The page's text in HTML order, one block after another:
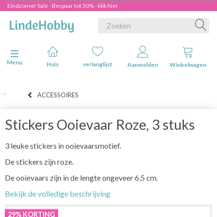
Eindzomer Sale - Bespaar tot 50% - klik hier
Navigatie in-/uitschakelen
Menu
Huis verlanglijst Aanmelden Winkelwagen
ACCESSOIRES
Stickers Ooievaar Roze, 3 stuks
3 leuke stickers in ooievaarsmotief.
De stickers zijn roze.
De ooievaars zijn in de lengte ongeveer 6,5 cm.
Bekijk de volledige beschrijving
29% KORTING